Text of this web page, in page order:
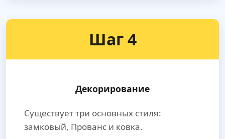
Шаг 4
Декорирование
Существует три основных стиля:
замковый, Прованс и ковка.